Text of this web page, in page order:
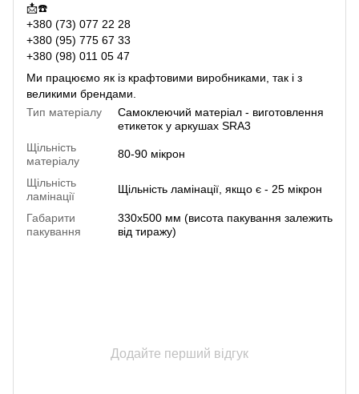
📩☎️
+380 (73) 077 22 28
+380 (95) 775 67 33
+380 (98) 011 05 47
Ми працюємо як із крафтовими виробниками, так і з
великими брендами.
Тип матеріалу
Самоклеючий матеріал - виготовлення
етикеток у аркушах SRA3
Щільність
матеріалу
80-90 мікрон
Щільність
ламінації
Щільність ламінації, якщо є - 25 мікрон
Габарити
пакування
330х500 мм (висота пакування залежить
від тиражу)
Додайте перший відгук